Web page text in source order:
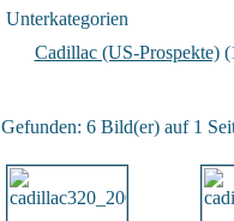
Unterkategorien
Cadillac (US-Prospekte)
Gefunden: 6 Bild(er) auf 1